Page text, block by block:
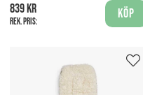
839 kr
Rek. pris:
Köp